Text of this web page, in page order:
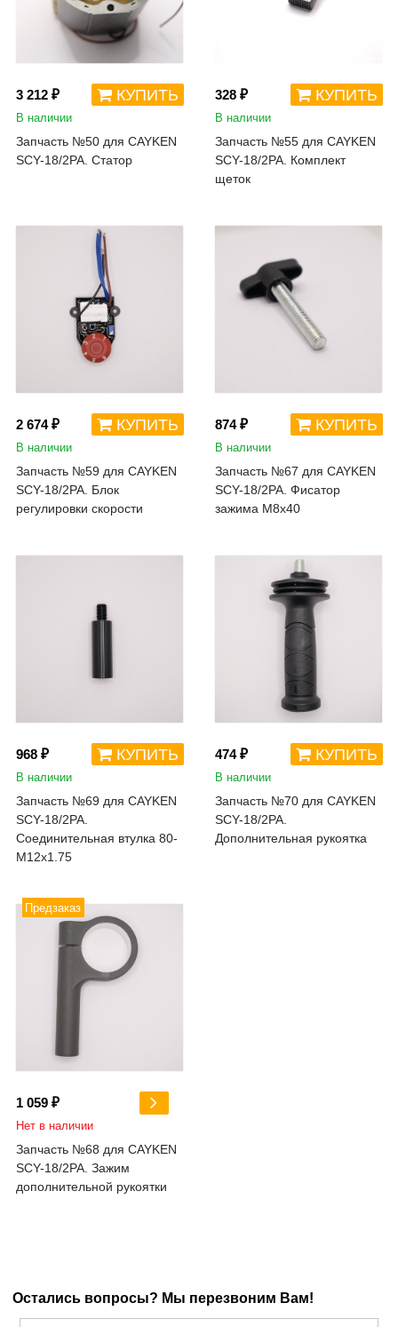
3 212 ₽ КУПИТЬ
В наличии
Запчасть №50 для CAYKEN
SCY-18/2PA. Статор
328 ₽ КУПИТЬ
В наличии
Запчасть №55 для CAYKEN
SCY-18/2PA. Комплект
щеток
2 674 ₽ КУПИТЬ
В наличии
Запчасть №59 для CAYKEN
SCY-18/2PA. Блок
регулировки скорости
874 ₽ КУПИТЬ
В наличии
Запчасть №67 для CAYKEN
SCY-18/2PA. Фисатор
зажима M8x40
968 ₽ КУПИТЬ
В наличии
Запчасть №69 для CAYKEN
SCY-18/2PA.
Соединительная втулка 80-
M12x1.75
474 ₽ КУПИТЬ
В наличии
Запчасть №70 для CAYKEN
SCY-18/2PA.
Дополнительная рукоятка
Предзаказ
1 059 ₽
Нет в наличии
Запчасть №68 для CAYKEN
SCY-18/2PA. Зажим
дополнительной рукоятки
Остались вопросы? Мы перезвоним Вам!